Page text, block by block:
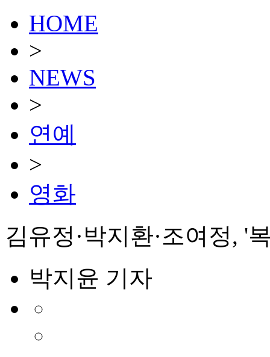
HOME
>
NEWS
>
연예
>
영화
김유정·박지환·조여정, '
박지윤 기자